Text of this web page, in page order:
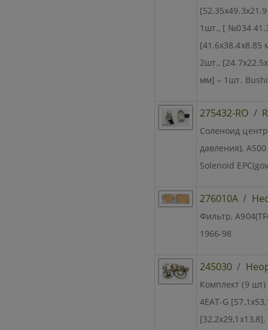
1шт., [ №034
[41.6x38.4x8.85
2шт.,
мм] – 1шт.
275432-RO /
Соленоид
давления),
Solenoid
276010A /
Фильтр,
1966-98
245030 /
Комплект (9 шт)
4EAT-G